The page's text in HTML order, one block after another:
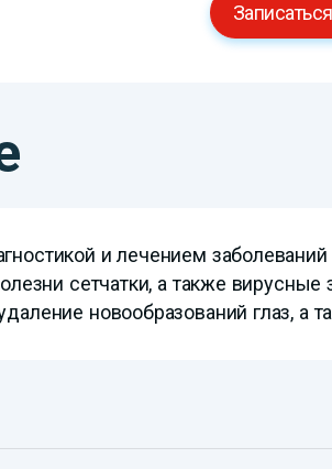
и лечением
сетчатки, а также
новообразований глаз, а